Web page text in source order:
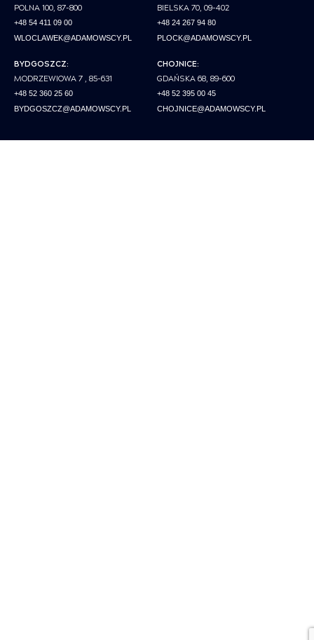
POLNA 100, 87-800
+48 54 411 09 00
WLOCLAWEK@ADAMOWSCY.PL
BIELSKA 70, 09-402
+48 24 267 94 80
PLOCK@ADAMOWSCY.PL
BYDGOSZCZ:
MODRZEWIOWA 7 , 85-631
+48 52 360 25 60
BYDGOSZCZ@ADAMOWSCY.PL
CHOJNICE:
GDAŃSKA 68, 89-600
+48 52 395 00 45
CHOJNICE@ADAMOWSCY.PL